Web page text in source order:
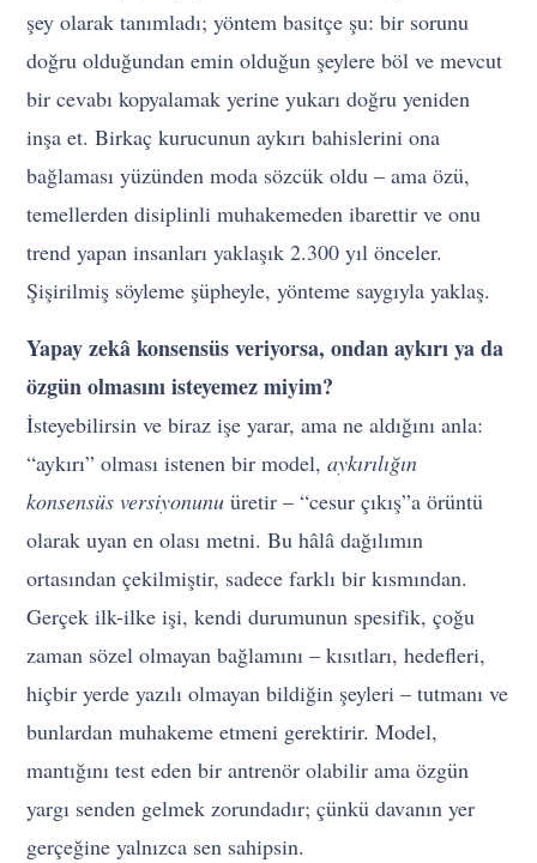
şey olarak tanımladı; yöntem basitçe şu: bir sorunu
doğru olduğundan emin olduğun şeylere böl ve mevcut
bir cevabı kopyalamak yerine yukarı doğru yeniden
inşa et. Birkaç kurucunun aykırı bahislerini ona
bağlaması yüzünden moda sözcük oldu – ama özü,
temellerden disiplinli muhakemeden ibarettir ve onu
trend yapan insanları yaklaşık 2.300 yıl önceler.
Şişirilmiş söyleme şüpheyle, yönteme saygıyla yaklaş.
Yapay zekâ konsensüs veriyorsa, ondan aykırı ya da
özgün olmasını isteyemez miyim?
İsteyebilirsin ve biraz işe yarar, ama ne aldığını anla:
“aykırı” olması istenen bir model,aykırılığın
konsensüs versiyonunu üretir – “cesur çıkış”a örüntü
olarak uyan en olası metni. Bu hâlâ dağılımın
ortasından çekilmiştir, sadece farklı bir kısmından.
Gerçek ilk-ilke işi, kendi durumunun spesifik, çoğu
zaman sözel olmayan bağlamını – kısıtları, hedefleri,
hiçbir yerde yazılı olmayan bildiğin şeyleri – tutmanı ve
bunlardan muhakeme etmeni gerektirir. Model,
mantığını test eden bir antrenör olabilir ama özgün
yargı senden gelmek zorundadır; çünkü davanın yer
gerçeğine yalnızca sen sahipsin.